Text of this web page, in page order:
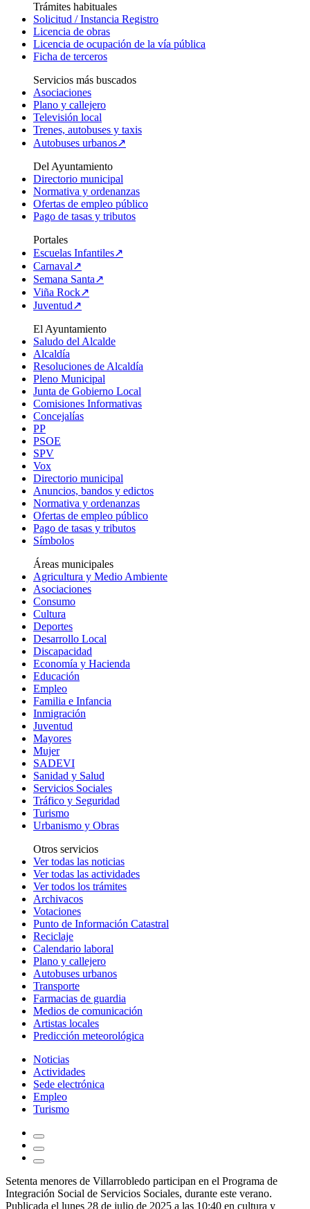
Trámites habituales
Solicitud / Instancia Registro
Licencia de obras
Licencia de ocupación de la vía pública
Ficha de terceros
Servicios más buscados
Asociaciones
Plano y callejero
Televisión local
Trenes, autobuses y taxis
Autobuses urbanos↗
Del Ayuntamiento
Directorio municipal
Normativa y ordenanzas
Ofertas de empleo público
Pago de tasas y tributos
Portales
Escuelas Infantiles↗
Carnaval↗
Semana Santa↗
Viña Rock↗
Juventud↗
El Ayuntamiento
Saludo del Alcalde
Alcaldía
Resoluciones de Alcaldía
Pleno Municipal
Junta de Gobierno Local
Comisiones Informativas
Concejalías
PP
PSOE
SPV
Vox
Directorio municipal
Anuncios, bandos y edictos
Normativa y ordenanzas
Ofertas de empleo público
Pago de tasas y tributos
Símbolos
Áreas municipales
Agricultura y Medio Ambiente
Asociaciones
Consumo
Cultura
Deportes
Desarrollo Local
Discapacidad
Economía y Hacienda
Educación
Empleo
Familia e Infancia
Inmigración
Juventud
Mayores
Mujer
SADEVI
Sanidad y Salud
Servicios Sociales
Tráfico y Seguridad
Turismo
Urbanismo y Obras
Otros servicios
Ver todas las noticias
Ver todas las actividades
Ver todos los trámites
Archivacos
Votaciones
Punto de Información Catastral
Reciclaje
Calendario laboral
Plano y callejero
Autobuses urbanos
Transporte
Farmacias de guardia
Medios de comunicación
Artistas locales
Predicción meteorológica
Noticias
Actividades
Sede electrónica
Empleo
Turismo
Setenta menores de Villarrobledo participan en el Programa de
Integración Social de Servicios Sociales, durante este verano.
Publicada el lunes 28 de julio de 2025 a las 10:40 en cultura y